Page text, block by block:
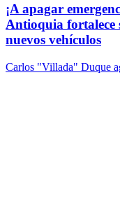
¡A apagar
Antioquia fortalece
nuevos vehículos
Carlos "Villada" Duque